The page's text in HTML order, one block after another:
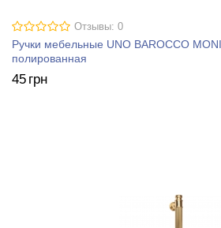
Отзывы: 0
Ручки мебельные UNO BAROCCO
полированная
45 грн